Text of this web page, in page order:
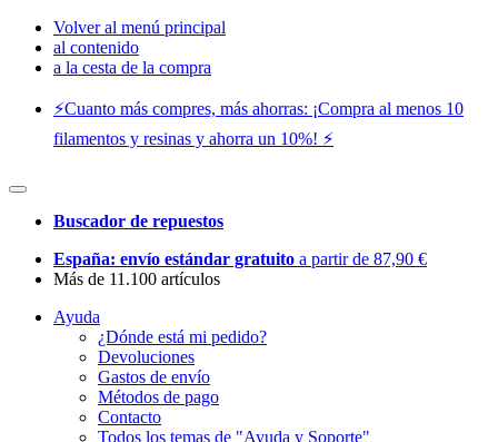
Volver al menú principal
al contenido
a la cesta de la compra
⚡️Cuanto más compres, más ahorras: ¡Compra al menos 10
filamentos y resinas y ahorra un 10%! ⚡️
Buscador de repuestos
España: envío estándar gratuito a partir de 87,90 €
Más de 11.100 artículos
Ayuda
¿Dónde está mi pedido?
Devoluciones
Gastos de envío
Métodos de pago
Contacto
Todos los temas de "Ayuda y Soporte"